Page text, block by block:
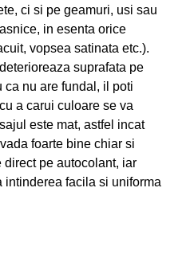
ci si pe geamuri, usi sau
in esenta orice
vopsea satinata etc.).
suprafata pe
ca nu are fundal, il poti
a carui culoare se va
este mat, astfel incat
foarte bine chiar si
pe autocolant, iar
intinderea facila si uniforma